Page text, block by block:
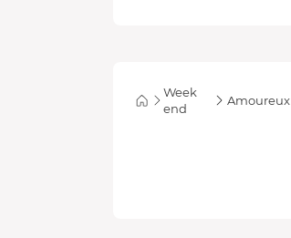
Week
end
Amoureux